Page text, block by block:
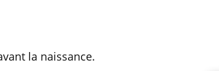
la naissance.